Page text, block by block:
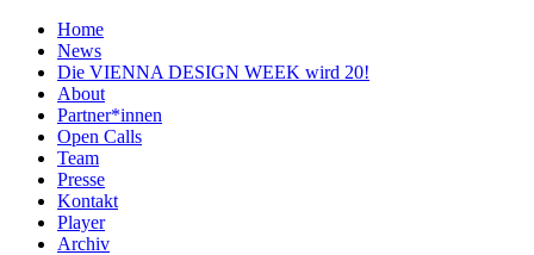
Home
News
Die VIENNA DESIGN WEEK wird 20!
About
Partner*innen
Open Calls
Team
Presse
Kontakt
Player
Archiv